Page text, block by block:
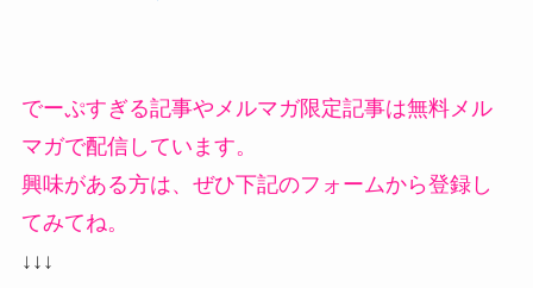
でーぷすぎる記事やメルマガ限定記事は無料メル
マガで配信しています。
興味がある方は、ぜひ下記のフォームから登録し
てみてね。
↓↓↓